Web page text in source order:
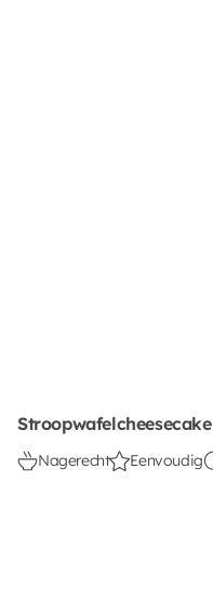
Stroopwafelcheesecake
Nagerecht Eenvoudig